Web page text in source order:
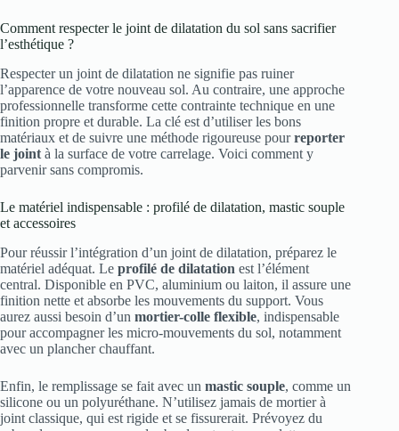
Comment respecter le joint de dilatation du sol sans sacrifier
l’esthétique ?
Respecter un joint de dilatation ne signifie pas ruiner
l’apparence de votre nouveau sol. Au contraire, une approche
professionnelle transforme cette contrainte technique en une
finition propre et durable. La clé est d’utiliser les bons
matériaux et de suivre une méthode rigoureuse pourreporter
le joint à la surface de votre carrelage. Voici comment y
parvenir sans compromis.
Le matériel indispensable : profilé de dilatation, mastic souple
et accessoires
Pour réussir l’intégration d’un joint de dilatation, préparez le
matériel adéquat. Le profilé de dilatation est l’élément
central. Disponible en PVC, aluminium ou laiton, il assure une
finition nette et absorbe les mouvements du support. Vous
aurez aussi besoin d’un mortier-colle flexible, indispensable
pour accompagner les micro-mouvements du sol, notamment
avec un plancher chauffant.
Enfin, le remplissage se fait avec un mastic souple, comme un
silicone ou un polyuréthane. N’utilisez jamais de mortier à
joint classique, qui est rigide et se fissurerait. Prévoyez du